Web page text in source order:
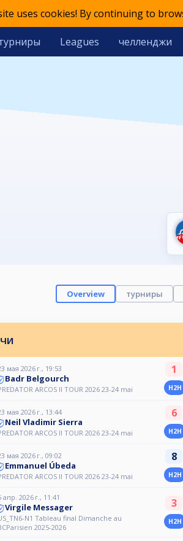
uses cookies! By continuing to
Leagues челленджи
Overview турниры
мая 2026 г., 19:53
Badr Belgourch
ARCOS II TOUR 2026 23-24 mai
1
H2H
мая 2026 г., 13:44
Neil Vladimir Sierra
ARCOS II TOUR 2026 23-24 mai
6
H2H
мая 2026 г., 09:02
Emmanuel Úbeda
ARCOS II TOUR 2026 23-24 mai
8
H2H
апр. 2026 г., 11:41
Virgile Messager
N1 Tableau final Dimanche au
2025-2026
3
H2H